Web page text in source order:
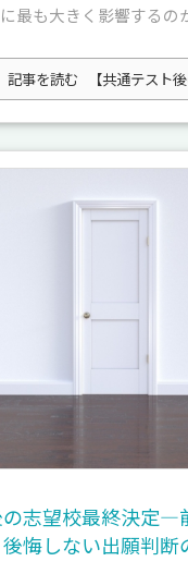
最も大きく影響するの
記事を読む 【共通テスト
志望校最終決定―
後悔しない出願判